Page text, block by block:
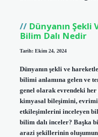
Dünyanın
Bilim Dalı Nedir
Tarih: Ekim 24, 2024
Dünyanın şekli ve
bilimi anlamına gelen ve
genel olarak evrendeki her
kimyasal bileşimini,
etkileşimlerini inceleyen
bilim dalı inceler? Başka
arazi şekillerinin